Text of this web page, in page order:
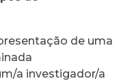
de uma
a investigador/a